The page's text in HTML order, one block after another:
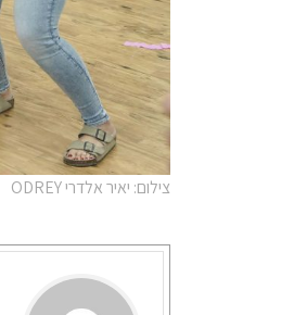
צילום: יאיר אלדרי ODREY